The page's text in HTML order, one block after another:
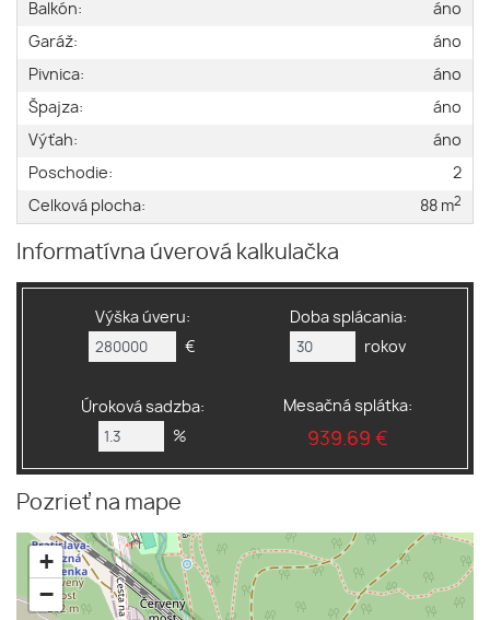
Balkón:
áno
Garáž:
áno
Pivnica:
áno
Špajza:
áno
Výťah:
áno
Poschodie:
2
Celková plocha:
88 m2
Informatívna úverová kalkulačka
Výška úveru:
€
Doba splácania:
rokov
Úroková sadzba:
%
Mesačná splátka:
939.69 €
Pozrieť na mape
+
−